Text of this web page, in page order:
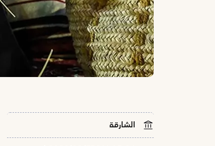
الشارقة